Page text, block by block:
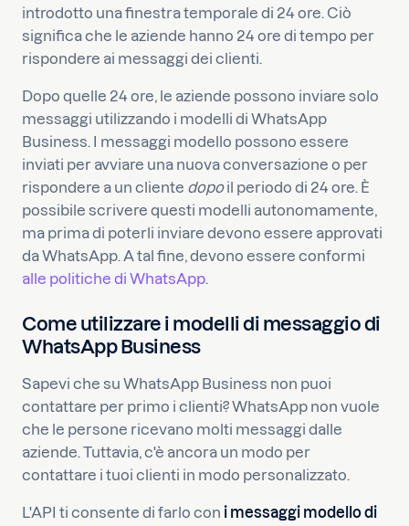
introdotto una finestra temporale di 24 ore. Ciò
significa che le aziende hanno 24 ore di tempo per
rispondere ai messaggi dei clienti.
Dopo quelle 24 ore, le aziende possono inviare solo
messaggi utilizzando i modelli di WhatsApp
Business. I messaggi modello possono essere
inviati per avviare una nuova conversazione o per
rispondere a un cliente dopoil periodo di 24 ore. È
possibile scrivere questi modelli autonomamente,
ma prima di poterli inviare devono essere approvati
da WhatsApp. A tal fine, devono essere conformi
alle politiche di WhatsApp.
Come utilizzare i modelli di messaggio di
WhatsApp Business
Sapevi che su WhatsApp Business non puoi
contattare per primo i clienti? WhatsApp non vuole
che le persone ricevano molti messaggi dalle
aziende. Tuttavia, c'è ancora un modo per
contattare i tuoi clienti in modo personalizzato.
L'API ti consente di farlo con i messaggi modello di